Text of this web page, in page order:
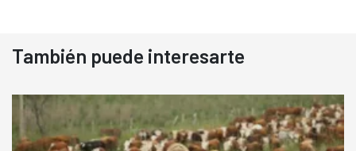
También puede interesarte